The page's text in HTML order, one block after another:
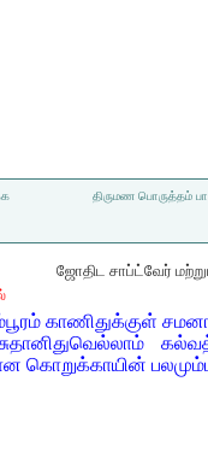
திருமண பொருத்தம்
ஜோதிட சாப்ட்வேர்
காணிதுக்குள்
கொறுக்காயின்